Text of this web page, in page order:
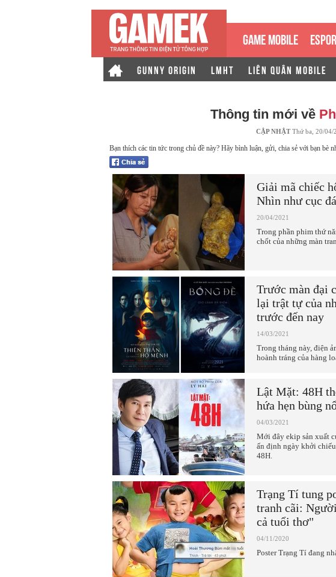
GAME MOBILE
GUNNY ORIGIN LMHT LIÊN QUÂN MOBILE
Thông tin mới về
CẬP NHẬTThứ ba, 20/04/
Bạn thích các tin tức trong chủ đề này? Hãy bình luận, gửi, chia sẻ với bạn bè
Giải mã chiếc
Nhìn như cục
20/04/2021
Trong phần phim thứ
chốt của những màn
Trước màn đại
lại trật tự của
trước đến nay
14/03/2021
Trong tháng này, điện
hoành tráng của hàng
Lật Mặt: 48H
hứa hẹn bùng
04/03/2021
Mới đây ekip sản xuất
ấn định ngày khởi
48H.
Trạng Tí tung
tranh cãi:
cả tuổi thơ"
04/11/2020
Poster Trạng Tí đang